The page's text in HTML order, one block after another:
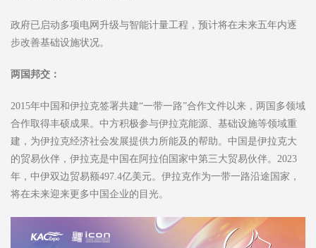
政府已启动多项电网升级与智能计量工程，预计将在未来五年内逐
步改善基础设施状况。
两国邦交：
2015年中国和伊拉克签署共建“一带一路”合作文件以来，两国多领域
合作取得丰硕成果。中方积极参与伊拉克能源、基础设施等领域重
建，为伊拉克经济社会发展提供力所能及的帮助。中国是伊拉克大
的贸易伙伴，伊拉克是中国在阿拉伯国家中第三大贸易伙伴。2023
年，中伊双边贸易额497.4亿美元。伊拉克作为一带一路沿途国家，
将在未来迎来更多中国企业的目光。